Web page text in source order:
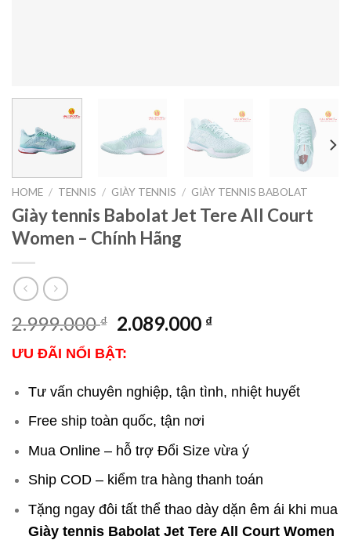
HOME / TENNIS / GIÀY TENNIS / GIÀY TENNIS BABOLAT
Giày tennis Babolat Jet Tere All Court
Women – Chính Hãng
2.999.000₫ 2.089.000 ₫
ƯU ĐÃI NỔI BẬT:
Tư vấn chuyên nghiệp, tận tình, nhiệt huyết
Free ship toàn quốc, tận nơi
Mua Online – hỗ trợ Đổi Size vừa ý
Ship COD – kiểm tra hàng thanh toán
Tặng ngay đôi tất thể thao dày dặn êm ái khi mua
Giày tennis Babolat Jet Tere All Court Women